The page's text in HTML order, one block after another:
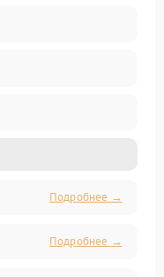
Подробнее →
Подробнее →